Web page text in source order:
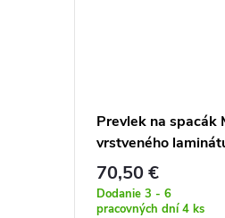
Prevlek na spacák
vrstveného
WOODLAND
70,50 €
Dodanie 3 - 6
pracovných dní4 ks